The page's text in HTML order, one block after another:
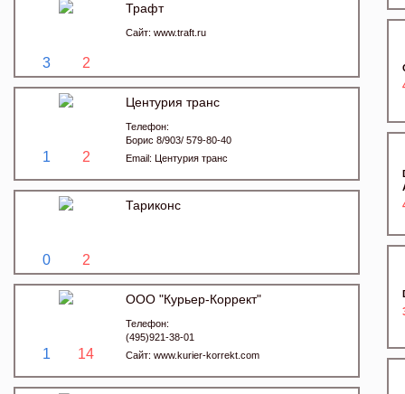
3 2
Трафт
Сайт: www.traft.ru
1 2
Центурия транс
Телефон:
Борис 8/903/ 579-80-40
Email: Центурия транс
0 2
Тариконс
1 14
ООО "Курьер-Коррект"
Телефон:
(495)921-38-01
Сайт: www.kurier-korrekt.com